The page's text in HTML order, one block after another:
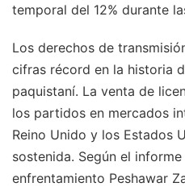
temporal del 12% durante
Los derechos de
cifras récord en la historia
paquistaní. La venta de
los partidos en mercados
Reino Unido y los Estados
sostenida. Según el
enfrentamiento Peshawar